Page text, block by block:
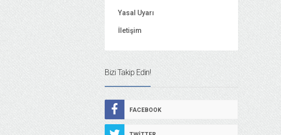
Yasal Uyarı
İletişim
Bizi Takip Edin!
FACEBOOK